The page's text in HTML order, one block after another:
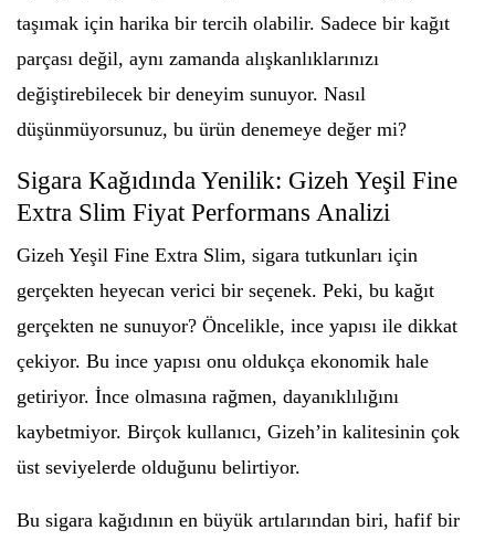
taşımak için harika bir tercih olabilir. Sadece bir kağıt
parçası değil, aynı zamanda alışkanlıklarınızı
değiştirebilecek bir deneyim sunuyor. Nasıl
düşünmüyorsunuz, bu ürün denemeye değer mi?
Sigara Kağıdında Yenilik: Gizeh Yeşil Fine
Extra Slim Fiyat Performans Analizi
Gizeh Yeşil Fine Extra Slim, sigara tutkunları için
gerçekten heyecan verici bir seçenek. Peki, bu kağıt
gerçekten ne sunuyor? Öncelikle, ince yapısı ile dikkat
çekiyor. Bu ince yapısı onu oldukça ekonomik hale
getiriyor. İnce olmasına rağmen, dayanıklılığını
kaybetmiyor. Birçok kullanıcı, Gizeh’in kalitesinin çok
üst seviyelerde olduğunu belirtiyor.
Bu sigara kağıdının en büyük artılarından biri, hafif bir